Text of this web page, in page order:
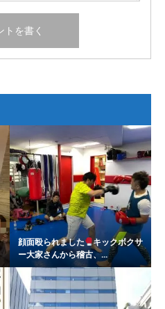
顔面殴られました
キックボクサ
ー大家さんから稽古、...